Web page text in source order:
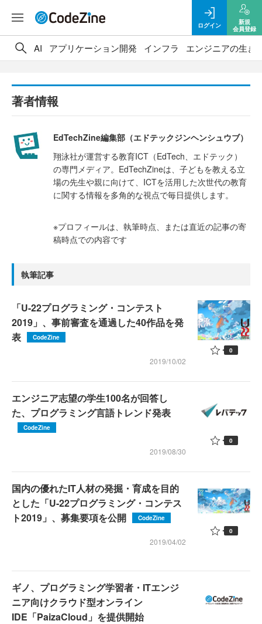
ログイン
新規
会員登録
AI アプリケーション開発 インフラ エンジニアの生き
著者情報
EdTechZine編集部（エドテックジンヘンシュウブ）
翔泳社が運営する教育ICT（EdTech、エドテック）
の専門メディア。EdTechZineは、子どもを教える立
場の先生や親に向けて、ICTを活用した次世代の教育
に関する情報を多角的な視点で毎日提供します。
※プロフィールは、執筆時点、または直近の記事の寄
稿時点での内容です
執筆記事
「U-22プログラミング・コンテスト
2019」、事前審査を通過した40作品を発
表
CodeZine
2019/10/02
0
エンジニア志望の学生100名が回答し
た、プログラミング言語トレンド発表
CodeZine
2019/08/30
0
国内の優れたIT人材の発掘・育成を目的
とした「U-22プログラミング・コンテス
ト2019」、募集要項を公開
CodeZine
2019/04/02
0
ギノ、プログラミング学習者・ITエンジ
ニア向けクラウド型オンライン
IDE「PaizaCloud」を提供開始